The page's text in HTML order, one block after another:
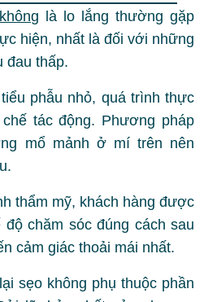
là lo lắng thường gặp
hiện, nhất là đối với những
đau thấp.
phẫu nhỏ, quá trình thực
tác động. Phương pháp
mổ mảnh ở mí trên nên
thẩm mỹ, khách hàng được
chăm sóc đúng cách sau
cảm giác thoải mái nhất.
sẹo không phụ thuộc phần